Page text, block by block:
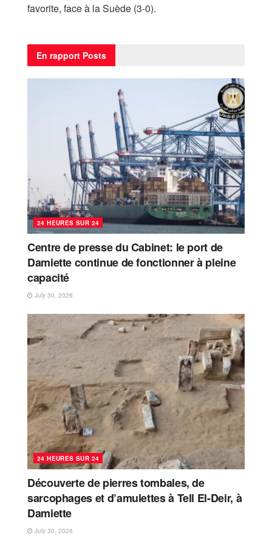
favorite, face à la Suède (3-0).
En rapport Posts
24 HEURES SUR 24
Centre de presse du Cabinet: le port de
Damiette continue de fonctionner à pleine
capacité
July 30, 2026
24 HEURES SUR 24
Découverte de pierres tombales, de
sarcophages et d’amulettes à Tell El-Deir, à
Damiette
July 30, 2026